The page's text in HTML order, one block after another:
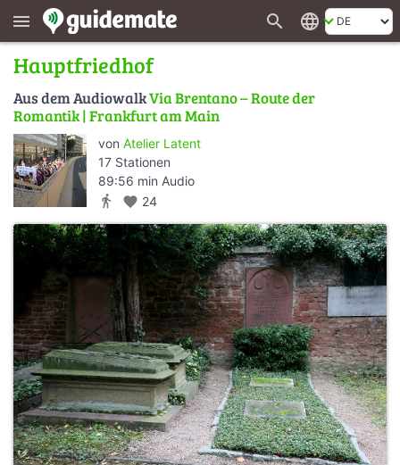
menu search language
Hauptfriedhof
Aus dem AudiowalkVia Brentano – Route der
Romantik | Frankfurt am Main
von Atelier Latent
17 Stationen
89:56 min Audio
directions_walk favorite 24